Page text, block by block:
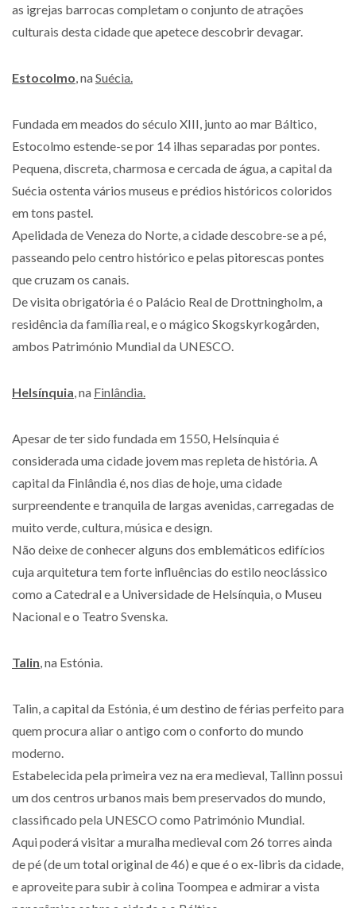
as igrejas barrocas completam o conjunto de atrações
culturais desta cidade que apetece descobrir devagar.
Estocolmo , naSuécia.
Fundada em meados do século XIII, junto ao mar Báltico,
Estocolmo estende-se por 14 ilhas separadas por pontes.
Pequena, discreta, charmosa e cercada de água, a capital da
Suécia ostenta vários museus e prédios históricos coloridos
em tons pastel.
Apelidada de Veneza do Norte, a cidade descobre-se a pé,
passeando pelo centro histórico e pelas pitorescas pontes
que cruzam os canais.
De visita obrigatória é o Palácio Real de Drottningholm, a
residência da família real, e o mágico Skogskyrkogården,
ambos Património Mundial da UNESCO.
Helsínquia , na Finlândia.
Apesar de ter sido fundada em 1550, Helsínquia é
considerada uma cidade jovem mas repleta de história. A
capital da Finlândia é, nos dias de hoje, uma cidade
surpreendente e tranquila de largas avenidas, carregadas de
muito verde, cultura, música e design.
Não deixe de conhecer alguns dos emblemáticos edifícios
cuja arquitetura tem forte influências do estilo neoclássico
como a Catedral e a Universidade de Helsínquia, o Museu
Nacional e o Teatro Svenska.
Talin , na Estónia.
Talin, a capital da Estónia, é um destino de férias perfeito para
quem procura aliar o antigo com o conforto do mundo
moderno.
Estabelecida pela primeira vez na era medieval, Tallinn possui
um dos centros urbanos mais bem preservados do mundo,
classificado pela UNESCO como Património Mundial.
Aqui poderá visitar a muralha medieval com 26 torres ainda
de pé (de um total original de 46) e que é o ex-libris da cidade,
e aproveite para subir à colina Toompea e admirar a vista